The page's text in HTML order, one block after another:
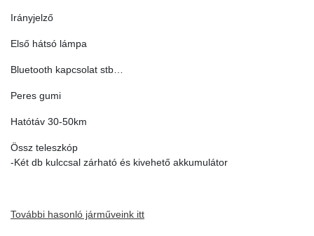
Irányjelző
Első hátsó lámpa
Bluetooth kapcsolat stb…
Peres gumi
Hatótáv 30-50km
Össz teleszkóp
-Két db kulccsal zárható és kivehető akkumulátor
További hasonló járműveink itt